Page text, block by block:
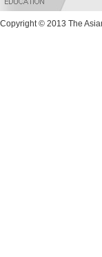
Copyright © 2013 The